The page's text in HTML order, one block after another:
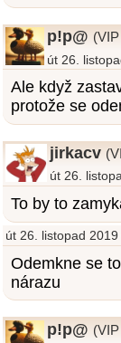
p!p@
út 26.
Ale když
protože se
jirkacv
út 26.
To by to
út 26. listopad
Odemkne se
nárazu
p!p@